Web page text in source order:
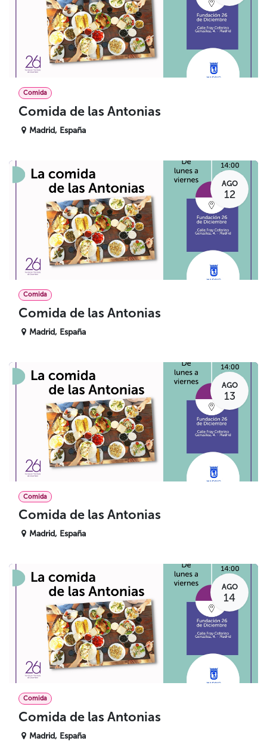
Comida
Comida de las Antonias
Madrid, España
AGO
12
Comida
Comida de las Antonias
Madrid, España
AGO
13
Comida
Comida de las Antonias
Madrid, España
AGO
14
Comida
Comida de las Antonias
Madrid, España